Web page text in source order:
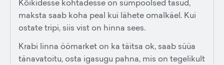
Kõikidesse kohtadesse on sümpoolsed tasud,
maksta saab koha peal kui lähete omalkäel. Kui
ostate tripi, siis vist on hinna sees.
Krabi linna öömarket on ka täitsa ok, saab süüa
tänavatoitu, osta igasugu pahna, mis on tegelikult